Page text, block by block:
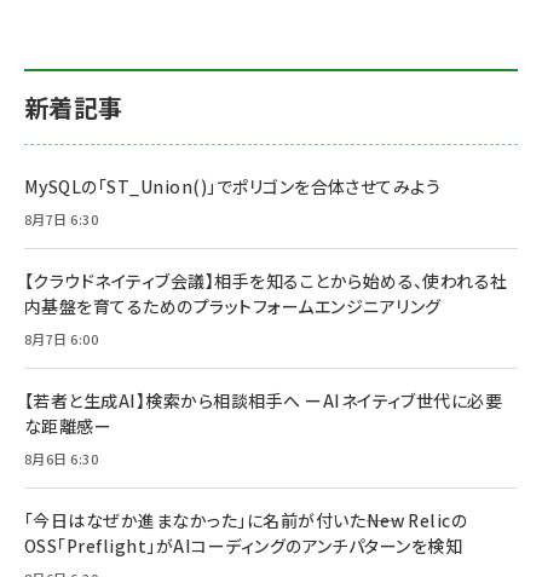
新着記事
MySQLの「ST_Union()」でポリゴンを合体させてみよう
8月7日 6:30
【クラウドネイティブ会議】相手を知ることから始める、使われる社
内基盤を育てるためのプラットフォームエンジニアリング
8月7日 6:00
【若者と生成AI】検索から相談相手へ ーAIネイティブ世代に必要
な距離感ー
8月6日 6:30
「今日はなぜか進まなかった」に名前が付いた――New Relicの
OSS「Preflight」がAIコーディングのアンチパターンを検知